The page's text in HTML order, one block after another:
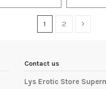
1 2
Contact us
Lys Erotic Store